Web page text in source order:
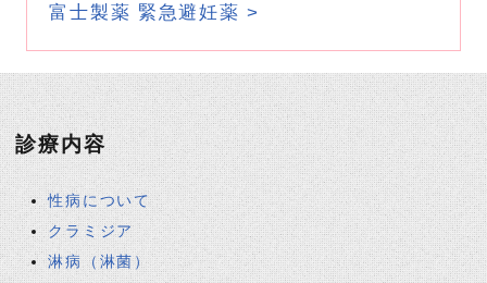
富士製薬 緊急避妊薬 >
診療内容
性病について
クラミジア
淋病（淋菌）